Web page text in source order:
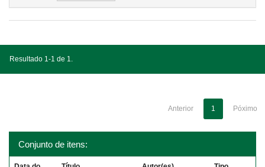
Resultado 1-1 de 1.
Anterior 1 Póximo
Conjunto de itens: